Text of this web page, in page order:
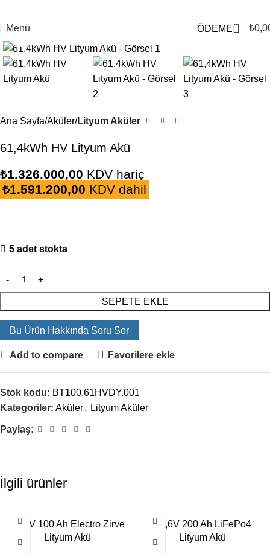
Menü ÖDEME 0 ₺
Ana Sayfa Aküler Lityum Aküler
61,4kWh HV Lityum Akü
₺1.326.000,00 KDV hariç
₺1.591.200,00 KDV dahil
5 adet stokta
SEPETE EKLE
Bu Ürün Hakkında Soru Sor
Add to compare Favorilere ekle
Stok kodu: BT100.61HVDY.001
Kategoriler: Aküler, Lityum Aküler
Paylaş:
İlgili ürünler
12,8V 100 Ah Electro Zirve
Lityum Akü
25,6V 200 Ah LiFePo4
Lityum Akü